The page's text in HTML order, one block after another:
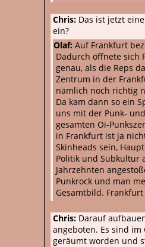
Chris: Das ist jetzt
ein?
Olaf: Auf Frankfurt
Dadurch öffnete sich
genau, als die Reps
Zentrum in der
nämlich noch richtig
Da kam dann so ein
uns mit der Punk-
gesamten Oi-
in Frankfurt ist ja
Skinheads sein,
Politik und Subkultur
Jahrzehnten
Punkrock und man
Gesamtbild.
Chris: Darauf
angeboten. Es sind
geräumt worden und